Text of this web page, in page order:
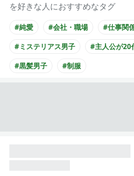
を好きな人におすすめなタグ
#純愛 #会社・職場 #仕事関
#ミステリアス男子
#主人公が20
#黒髪男子
#制服